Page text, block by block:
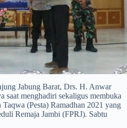
Jabung Barat, Drs. H. Anwar
saat menghadiri sekaligus membuka
Taqwa (Pesta) Ramadhan 2021 yang
Remaja Jambi (FPRJ). Sabtu